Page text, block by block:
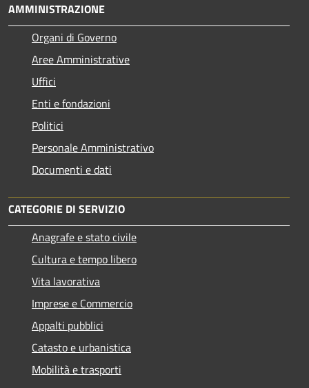
AMMINISTRAZIONE
Organi di Governo
Aree Amministrative
Uffici
Enti e fondazioni
Politici
Personale Amministrativo
Documenti e dati
CATEGORIE DI SERVIZIO
Anagrafe e stato civile
Cultura e tempo libero
Vita lavorativa
Imprese e Commercio
Appalti pubblici
Catasto e urbanistica
Mobilità e trasporti